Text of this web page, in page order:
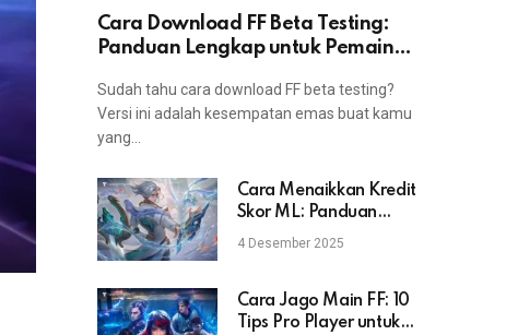
Cara Download FF Beta Testing:
Panduan Lengkap untuk Pemain
Sudah tahu cara download FF beta testing?
Versi ini adalah kesempatan emas buat kamu
yang…
Cara Menaikkan Kredit
Skor ML: Panduan
Lengkap untuk Pemain
4 Desember 2025
Cara Jago Main FF: 10
Tips Pro Player untuk